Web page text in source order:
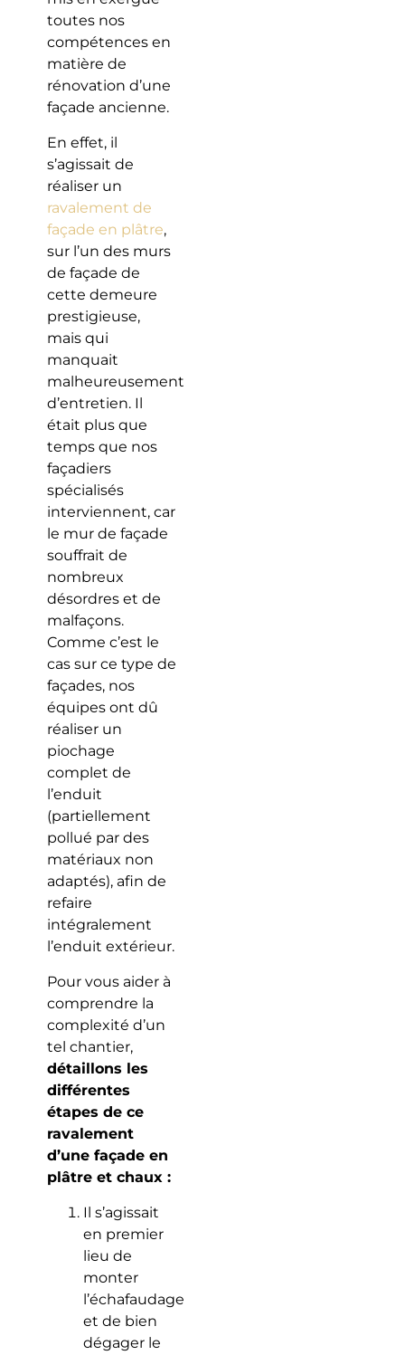
toutes nos
compétences en
matière de
rénovation d’une
façade ancienne.
En effet, il
s’agissait de
réaliser un
ravalement de
façade en plâtre,
sur l’un des murs
de façade de
cette demeure
prestigieuse,
mais qui
manquait
malheureusement
d’entretien. Il
était plus que
temps que nos
façadiers
spécialisés
interviennent, car
le mur de façade
souffrait de
nombreux
désordres et de
malfaçons.
Comme c’est le
cas sur ce type de
façades, nos
équipes ont dû
réaliser un
piochage
complet de
l’enduit
(partiellement
pollué par des
matériaux non
adaptés), afin de
refaire
intégralement
l’enduit extérieur.
Pour vous aider à
comprendre la
complexité d’un
tel chantier,
détaillons les
différentes
étapes de ce
ravalement
d’une façade en
plâtre et chaux :
Il s’agissait
en premier
lieu de
monter
l’échafaudage
et de bien
dégager le